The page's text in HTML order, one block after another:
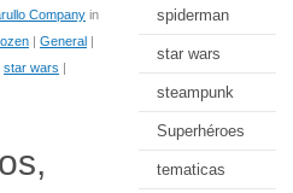
Company in
General
star wars
spiderman
star wars
steampunk
Superhéroes
tematicas